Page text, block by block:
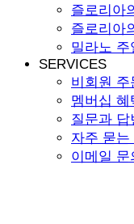
즐로리아
즐로리아
밀라노 주
SERVICES
비회원 주
멤버십 혜
질문과 답
자주 묻는
이메일 문